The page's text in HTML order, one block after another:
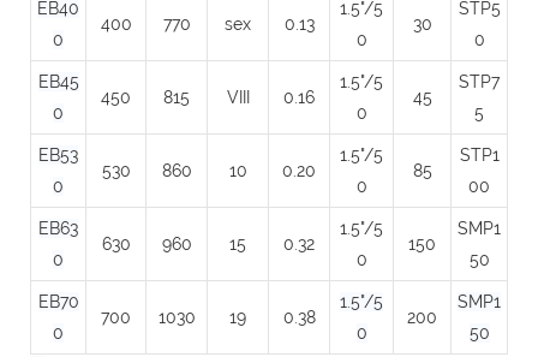
EB40
0
400 770 sex 0.13
1.5"/5
0
30
STP5
0
EB45
0
450 815 VIII 0.16
1.5"/5
0
45
STP7
5
EB53
0
530 860 10 0.20
1.5"/5
0
85
STP1
00
EB63
0
630 960 15 0.32
1.5"/5
0
150
SMP1
50
EB70
0
700 1030 19 0.38
1.5"/5
0
200
SMP1
50